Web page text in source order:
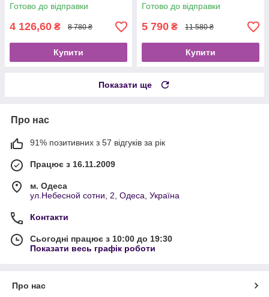
Готово до відправки
4 126,60 ₴ 8 780 ₴
Купити
Готово до відправки
5 790 ₴ 11 580 ₴
Купити
Показати ще
Про нас
91% позитивних з 57 відгуків за рік
Працює з 16.11.2009
м. Одеса
ул.Небесной сотни, 2, Одеса, Україна
Контакти
Сьогодні працює з 10:00 до 19:30
Показати весь графік роботи
Про нас